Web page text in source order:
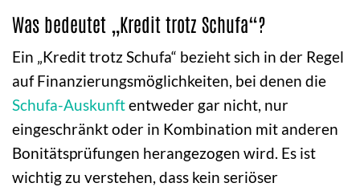
Was bedeutet „Kredit trotz Schufa“?
Ein „Kredit trotz Schufa“ bezieht sich in der Regel
auf Finanzierungsmöglichkeiten, bei denen die
Schufa-Auskunftentweder gar nicht, nur
eingeschränkt oder in Kombination mit anderen
Bonitätsprüfungen herangezogen wird. Es ist
wichtig zu verstehen, dass kein seriöser